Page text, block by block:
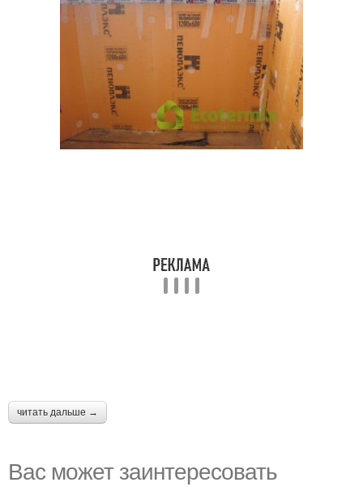
читать дальше →
Вас может заинтересовать